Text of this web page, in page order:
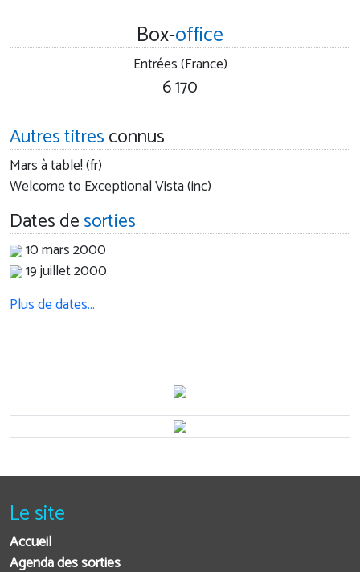
Box-office
Entrées (France)
6 170
Autres titresconnus
Mars à table! (fr)
Welcome to Exceptional Vista (inc)
Dates desorties
10 mars 2000
19 juillet 2000
Plus de dates…
Le site
Accueil
Agenda des sorties